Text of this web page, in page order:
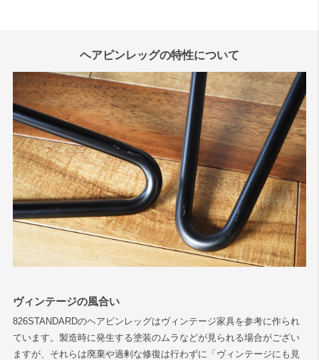
ヘアピンレッグの特性について
ヴィンテージの風合い
826STANDARDのヘアピンレッグはヴィンテージ家具を参考に作られ
ています。製造時に発生する塗装のムラなどが見られる場合がござい
ますが、それらは廃棄や過剰な修復は行わずに「ヴィンテージにも見